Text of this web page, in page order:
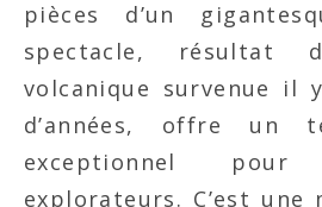
pièces d’un
spectacle, résultat
volcanique survenue il
d’années, offre un
exceptionnel
explorateurs. C’est une